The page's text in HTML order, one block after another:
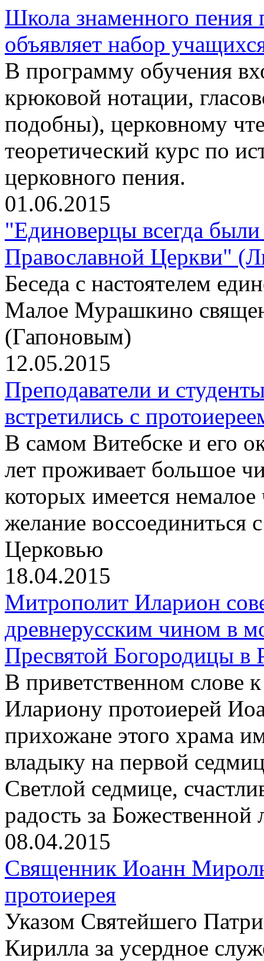
Школа знаменного
объявляет набор
В программу обучения
крюковой нотации,
подобны), церковному
теоретический курс по
церковного пения.
01.06.2015
"Единоверцы всегда
Православной Церкви"
Беседа с настоятелем
Малое Мурашкино
(Гапоновым)
12.05.2015
Преподаватели и
встретились с
В самом Витебске и его
лет проживает большое
которых имеется
желание воссоединиться
Церковью
18.04.2015
Митрополит Иларион
древнерусским чином в
Пресвятой Богородицы в
В приветственном слове
Илариону протоиерей
прихожане этого храма
владыку на первой
Светлой седмице,
радость за Божественной
08.04.2015
Священник Иоанн
протоиерея
Указом Святейшего
Кирилла за усердное